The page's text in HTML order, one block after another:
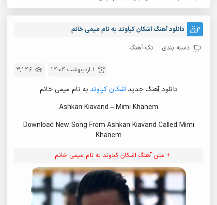
دانلود آهنگ اشکان کیاوند به نام میمی خانم
دسته بندی : تک آهنگ
3,146 1 اردیبهشت 1404
دانلود آهنگ جدید اشکان کیاوند به نام میمی خانم
Ashkan Kiavand – Mimi Khanem
Download New Song From Ashkan Kiavand Called Mimi
Khanem
+ متن آهنگ اشکان کیاوند به نام میمی خانم